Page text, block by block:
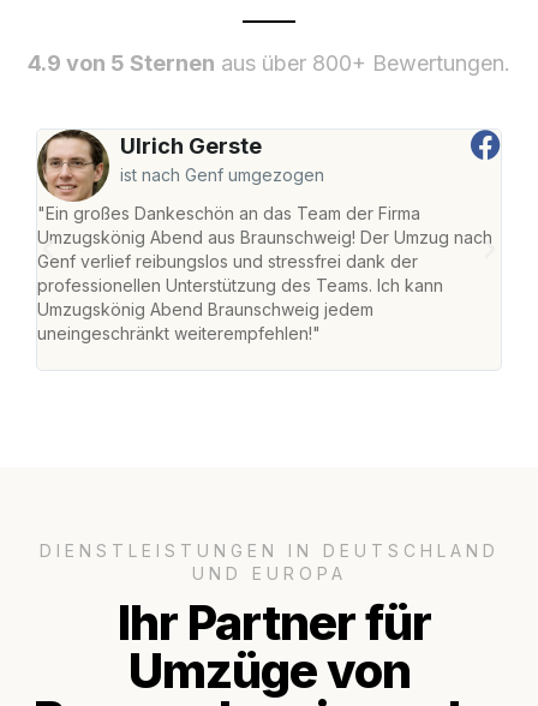
4.9 von 5 Sternen aus über 800+ Bewertungen.
Ulrich Gerste
ist nach Genf umgezogen
"Ein großes Dankeschön an das Team der Firma
Umzugskönig Abend aus Braunschweig! Der Umzug nach
Genf verlief reibungslos und stressfrei dank der
professionellen Unterstützung des Teams. Ich kann
Umzugskönig Abend Braunschweig jedem
uneingeschränkt weiterempfehlen!"
DIENSTLEISTUNGEN IN DEUTSCHLAND
UND EUROPA
Ihr Partner für
Umzüge von